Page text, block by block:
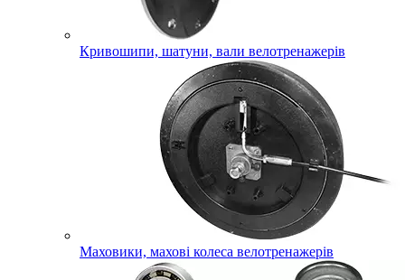
Кривошипи, шатуни, вали велотренажерів
Маховики, махові колеса велотренажерів